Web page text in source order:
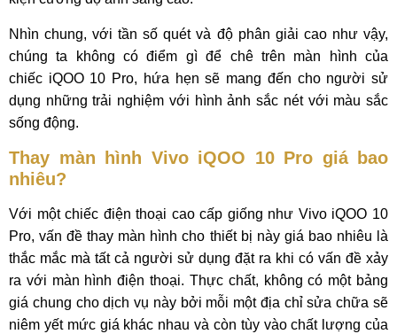
Nhìn chung, với tần số quét và độ phân giải cao như vậy,
chúng ta không có điểm gì để chê trên màn hình của
chiếc iQOO 10 Pro, hứa hẹn sẽ mang đến cho người sử
dụng những trải nghiệm với hình ảnh sắc nét với màu sắc
sống động.
Thay màn hình Vivo iQOO 10 Pro giá bao
nhiêu?
Với một chiếc điện thoại cao cấp giống như Vivo iQOO 10
Pro, vấn đề thay màn hình cho thiết bị này giá bao nhiêu là
thắc mắc mà tất cả người sử dụng đặt ra khi có vấn đề xảy
ra với màn hình điện thoại. Thực chất, không có một bảng
giá chung cho dịch vụ này bởi mỗi một địa chỉ sửa chữa sẽ
niêm yết mức giá khác nhau và còn tùy vào chất lượng của